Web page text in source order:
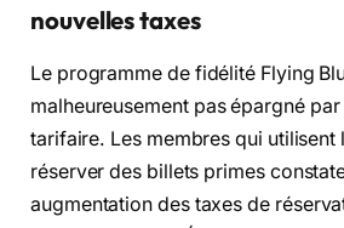
nouvelles taxes
Le programme de fidélité Flying
malheureusement pas épargné
tarifaire. Les membres qui utilisent
réserver des billets primes
augmentation des taxes de